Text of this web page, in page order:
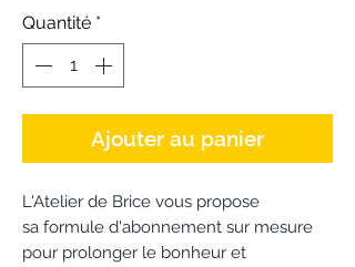
Quantité *
Ajouter au panier
L'Atelier de Brice vous propose
sa formule d'abonnement sur mesure
pour prolonger le bonheur et